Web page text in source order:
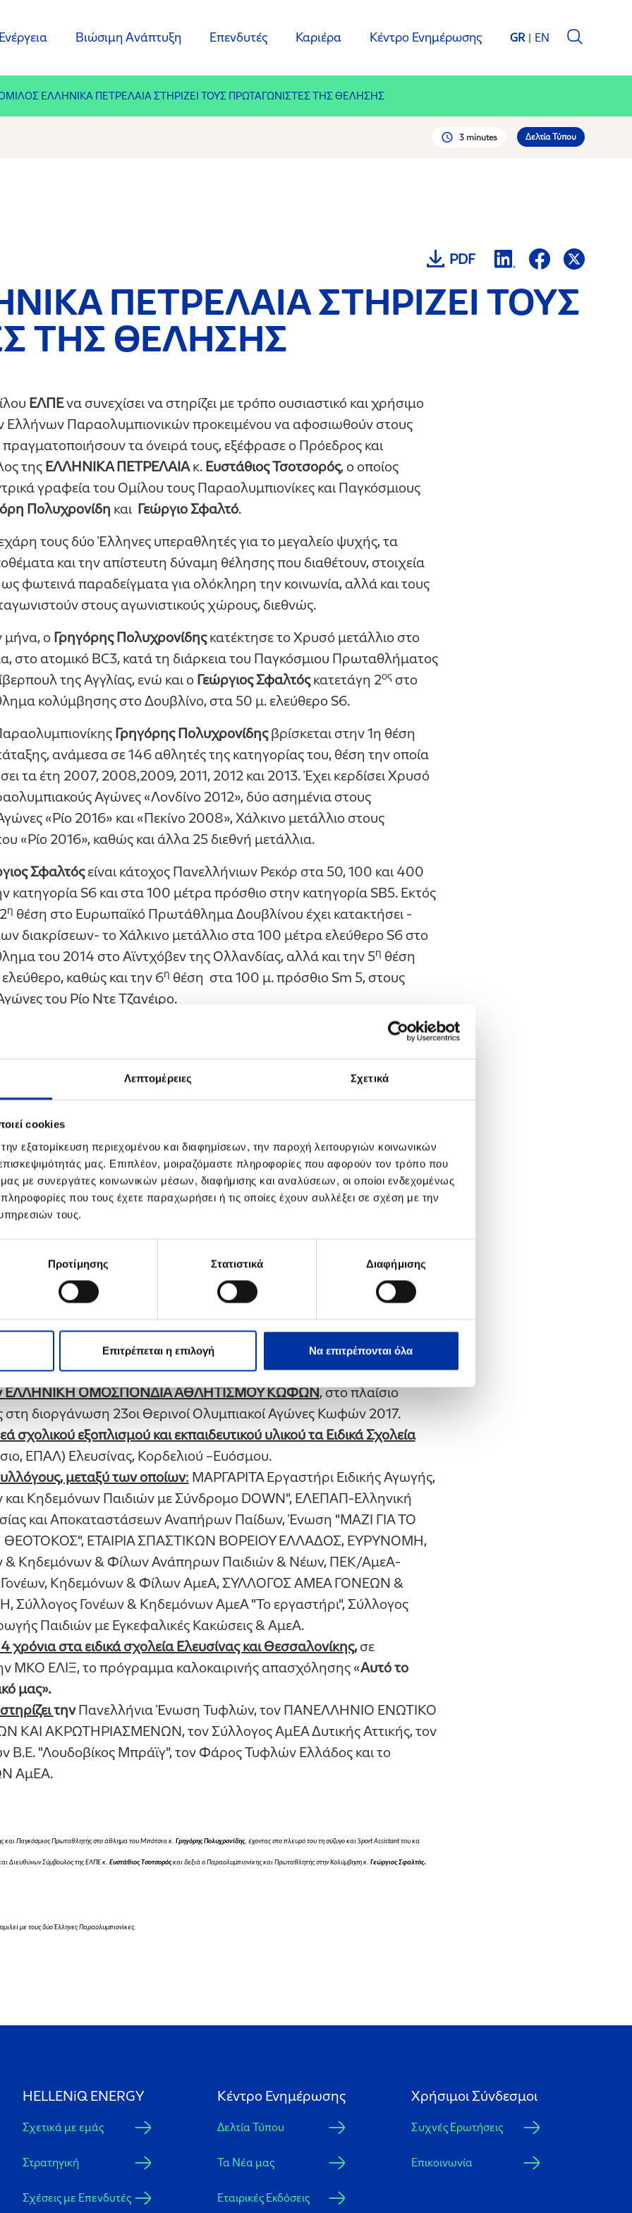
Λεπτομέρειες Σχετικά
cookies
εξατομίκευση περιεχομένου και διαφημίσεων, την παροχή λειτουργιών κοινωνικών
μας. Επιπλέον, μοιραζόμαστε πληροφορίες που αφορούν τον τρόπο που
μας με συνεργάτες κοινωνικών μέσων, διαφήμισης και αναλύσεων, οι οποίοι ενδεχομένως
που τους έχετε παραχωρήσει ή τις οποίες έχουν συλλέξει σε σχέση με την
τους.
Προτίμησης Στατιστικά Διαφήμισης
Επιτρέπεται η επιλογή Να επιτρέπονται όλα
Ενέργεια Βιώσιμη Ανάπτυξη Επενδυτές Καριέρα Κέντρο Ενημέρωσης GR EN
ΕΛΛΗΝΙΚΑ ΠΕΤΡΕΛΑΙΑ ΣΤΗΡΙΖΕΙ ΤΟΥΣ ΠΡΩΤΑΓΩΝΙΣΤΕΣ ΤΗΣ ΘΕΛΗΣΗΣ
3 minutes Δελτία Τύπου
PDF
ΠΕΤΡΕΛΑΙΑ ΣΤΗΡΙΖΕΙ ΤΟΥΣ
ΤΗΣ ΘΕΛΗΣΗΣ
ΕΛΠΕνα συνεχίσει να στηρίζει με τρόπο ουσιαστικό και χρήσιμο
Ελλήνων Παραολυμπιονικών προκειμένου να αφοσιωθούν στους
πραγματοποιήσουν τα όνειρά τους, εξέφρασε ο Πρόεδρος και
της ΕΛΛΗΝΙΚΑ ΠΕΤΡΕΛΑΙΑκ. Ευστάθιος Τσοτσορός, ο οποίος
γραφεία του Ομίλου τους Παραολυμπιονίκες και Παγκόσμιους
Πολυχρονίδη και Γεώργιο Σφαλτό.
τους δύο Έλληνες υπεραθλητές για το μεγαλείο ψυχής, τα
και την απίστευτη δύναμη θέλησης που διαθέτουν, στοιχεία
φωτεινά παραδείγματα για ολόκληρη την κοινωνία, αλλά και τους
στους αγωνιστικούς χώρους, διεθνώς.
μήνα, ο Γρηγόρης Πολυχρονίδηςκατέκτησε το Χρυσό μετάλλιο στο
στο ατομικό BC3, κατά τη διάρκεια του Παγκόσμιου Πρωταθλήματος
της Αγγλίας, ενώ και ο Γεώργιος Σφαλτόςκατετάγη 2οςστο
κολύμβησης στο Δουβλίνο, στα 50 μ. ελεύθερο S6.
Γρηγόρης Πολυχρονίδηςβρίσκεται στην 1η θέση
ανάμεσα σε 146 αθλητές της κατηγορίας του, θέση την οποία
τα έτη 2007, 2008,2009, 2011, 2012 και 2013. Έχει κερδίσει Χρυσό
Αγώνες «Λονδίνο 2012», δύο ασημένια στους
«Ρίο 2016» και «Πεκίνο 2008», Χάλκινο μετάλλιο στους
«Ρίο 2016», καθώς και άλλα 25 διεθνή μετάλλια.
Σφαλτόςείναι κάτοχος Πανελλήνιων Ρεκόρ στα 50, 100 και 400
κατηγορία S6 και στα 100 μέτρα πρόσθιο στην κατηγορία SB5. Εκτός
η θέση στο Ευρωπαϊκό Πρωτάθλημα Δουβλίνου έχει κατακτήσει -
διακρίσεων- το Χάλκινο μετάλλιο στα 100 μέτρα ελεύθερο S6 στο
του 2014 στο Αϊντχόβεν της Ολλανδίας, αλλά και την 5η θέση
καθώς και την 6η θέση στα 100 μ. πρόσθιο Sm 5, στους
του Ρίο Ντε Τζανέιρο.
σπουδαίων αθλητών μας, είναι η συμμετοχή τους και η κατάκτηση
προηγηθούν.
ΠΕΤΡΕΛΑΙΑ, στέκεται διαχρονικά αρωγός των προσπαθειών που
με ειδικές ικανότητες και δεξιότητες, προκειμένου να
καθημερινότητά τους, να ενταχθούν στην κοινωνία αλλά και να
και τις φιλοδοξίες τους.
2011 έως σήμερα:
όπως: Γρηγόρης Πολυχρονίδης (BOCCIA), Δημήτρης Μπακοχρήστος
Κακοσαίος (Σκοποβολή), Ζησίδης Δημήτρης (Σφαιροβόλος),
Βαρών), Γεώργιος Σφαλτός (Κολύμβηση).
ενίσχυση στο πλαίσιο λειτουργίας των σωματείων όμορων Δήμων,
Θεσσαλονίκης Σύλλογος ΑΜΕΑ, ΑΘΛΗΤΙΚΟΣ ΣΥΛΛΟΓΟΣ ΑΜΕΑ
Σύλλογος Ατόμων με Αναπηρία "ΤΡΙΠΤΟΛΕΜΟΣ", ΜΕΓΑΣ
(Καλαθοσφαίριση με αμαξίδιο), ΠΑΝΕΛΛΗΝΙΟΣ ΑΘΛΗΤΙΚΟΣ
ΑΝΑΠΗΡΩΝ –ΠΑΣΚΑ.
ΕΛΛΗΝΙΚΗ ΟΜΟΣΠΟΝΔΙΑ ΑΘΛΗΤΙΣΜΟΥ ΚΩΦΩΝ, στο πλαίσιο
στη διοργάνωση 23οι Θερινοί Ολυμπιακοί Αγώνες Κωφών 2017.
σχολικού εξοπλισμού και εκπαιδευτικού υλικού τα Ειδικά Σχολεία
ΕΠΑΛ) Ελευσίνας, Κορδελιού –Ευόσμου.
μεταξύ των οποίων: ΜΑΡΓΑΡΙΤΑ Εργαστήρι Ειδικής Αγωγής,
και Κηδεμόνων Παιδιών με Σύνδρομο DOWN", ΕΛΕΠΑΠ-Ελληνική
και Αποκαταστάσεων Αναπήρων Παίδων, Ένωση "ΜΑΖΙ ΓΙΑ ΤΟ
ΘΕΟΤΟΚΟΣ", ΕΤΑΙΡΙΑ ΣΠΑΣΤΙΚΩΝ ΒΟΡΕΙΟΥ ΕΛΛΑΔΟΣ, ΕΥΡΥΝΟΜΗ,
& Κηδεμόνων & Φίλων Ανάπηρων Παιδιών & Νέων, ΠΕΚ/ΑμεΑ-
Γονέων, Κηδεμόνων & Φίλων ΑμεΑ, ΣΥΛΛΟΓΟΣ ΑΜΕΑ ΓΟΝΕΩΝ &
Γονέων & Κηδεμόνων ΑμεΑ "Το εργαστήρι", Σύλλογος
Παιδιών με Εγκεφαλικές Κακώσεις & ΑμεΑ.
χρόνια στα ειδικά σχολεία Ελευσίνας και Θεσσαλονίκης, σε
ΜΚΟ ΕΛΙΞ, το πρόγραμμα καλοκαιρινής απασχόλησης «Αυτό το
μας».
τηνΠανελλήνια Ένωση Τυφλών, τον ΠΑΝΕΛΛΗΝΙΟ ΕΝΩΤΙΚΟ
ΚΑΙ ΑΚΡΩΤΗΡΙΑΣΜΕΝΩΝ, τον Σύλλογος ΑμΕΑ Δυτικής Αττικής, τον
Β.Ε. "Λουδοβίκος Μπράϊγ", τον Φάρος Τυφλών Ελλάδος και το
ΑμΕΑ.
και Παγκόσμιος Πρωταθλητής στο άθλημα του Μπότσια κ. Γρηγόρης Πολυχρονίδης, έχοντας στο πλευρό του τη σύζυγο και Sport Assistant του κα
Διευθύνων Σύμβουλος της ΕΛΠΕ κ. Ευστάθιος Τσοτσορόςκαι δεξιά ο Παραολυμπιονίκης και Πρωταθλητής στην Κολύμβηση κ. Γεώργιος Σφαλτός.
με τους δύο Έλληνες Παραολυμπιονίκες.
HELLENiQ ENERGY
Σχετικά με εμάς
Στρατηγική
Σχέσεις με Επενδυτές
Κέντρο Ενημέρωσης
Δελτία Τύπου
Τα Νέα μας
Εταιρικές Εκδόσεις
Xρήσιμοι Σύνδεσμοι
Συχνές Ερωτήσεις
Επικοινωνία